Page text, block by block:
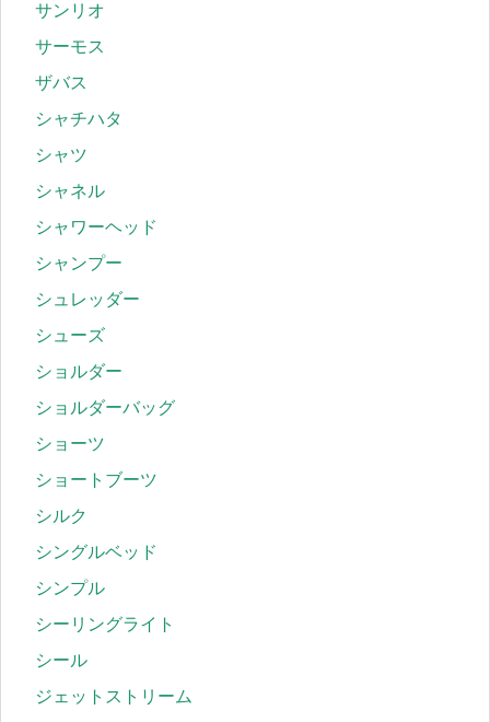
サンリオ
サーモス
ザバス
シャチハタ
シャツ
シャネル
シャワーヘッド
シャンプー
シュレッダー
シューズ
ショルダー
ショルダーバッグ
ショーツ
ショートブーツ
シルク
シングルベッド
シンプル
シーリングライト
シール
ジェットストリーム